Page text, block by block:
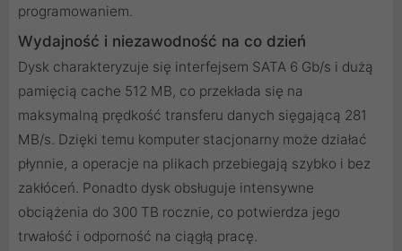
programowaniem.
Wydajność i niezawodność na co dzień
Dysk charakteryzuje się interfejsem SATA 6 Gb/s i dużą
pamięcią cache 512 MB, co przekłada się na
maksymalną prędkość transferu danych sięgającą 281
MB/s. Dzięki temu komputer stacjonarny może działać
płynnie, a operacje na plikach przebiegają szybko i bez
zakłóceń. Ponadto dysk obsługuje intensywne
obciążenia do 300 TB rocznie, co potwierdza jego
trwałość i odporność na ciągłą pracę.